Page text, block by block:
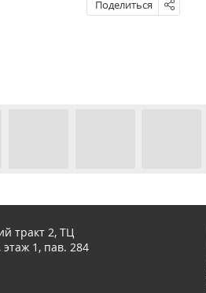
Поделиться
тракт 2, ТЦ
1, пав. 284